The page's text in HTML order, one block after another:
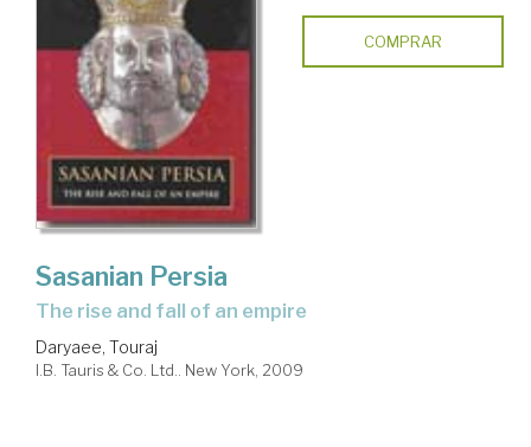
COMPRAR
Sasanian Persia
the rise and fall of an empire
Daryaee, Touraj
I.B. Tauris & Co. Ltd.. New York, 2009